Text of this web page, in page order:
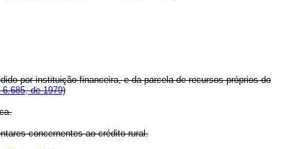
por instituição financeira, e da parcela de recursos próprios do
6.685, de 1979)
concernentes ao crédito rural.